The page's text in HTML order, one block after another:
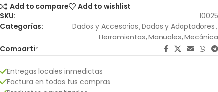
Add to compare
Add to wishlist
SKU:
10025
Categorías:
Dados y Accesorios,Dados y Adaptadores,
Herramientas,Manuales,Mecánica
Compartir
Entregas locales inmediatas
Factura en todas tus compras